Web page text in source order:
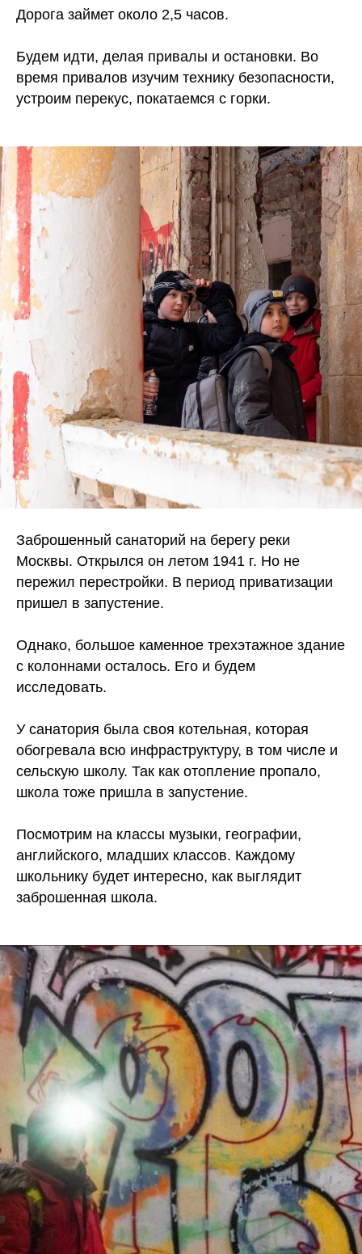
Дорога займет около 2,5 часов.
Будем идти, делая привалы и остановки. Во
время привалов изучим технику безопасности,
устроим перекус, покатаемся с горки.
Заброшенный санаторий на берегу реки
Москвы. Открылся он летом 1941 г. Но не
пережил перестройки. В период приватизации
пришел в запустение.
Однако, большое каменное трехэтажное здание
с колоннами осталось. Его и будем
исследовать.
У санатория была своя котельная, которая
обогревала всю инфраструктуру, в том числе и
сельскую школу. Так как отопление пропало,
школа тоже пришла в запустение.
Посмотрим на классы музыки, географии,
английского, младших классов. Каждому
школьнику будет интересно, как выглядит
заброшенная школа.